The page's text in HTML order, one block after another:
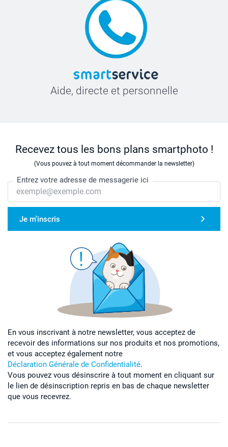
Aide, directe et personnelle
Recevez tous les bons plans smartphoto !
(Vous pouvez à tout moment décommander la newsletter)
Entrez votre adresse de messagerie ici
Je m'inscris
En vous inscrivant à notre newsletter, vous acceptez de
recevoir des informations sur nos produits et nos promotions,
et vous acceptez également notre
Déclaration Générale de Confidentialité.
Vous pouvez vous désinscrire à tout moment en cliquant sur
le lien de désinscription repris en bas de chaque newsletter
que vous recevrez.